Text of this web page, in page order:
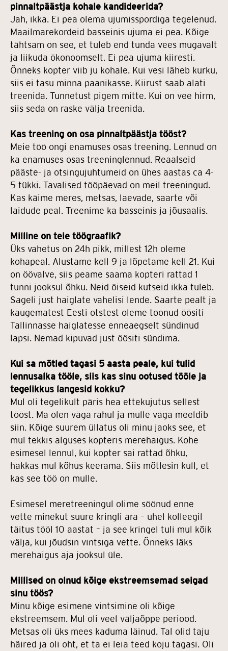
pinnaltpäästja kohale kandideerida?
Jah, ikka. Ei pea olema ujumisspordiga tegelenud.
Maailmarekordeid basseinis ujuma ei pea. Kõige
tähtsam on see, et tuleb end tunda vees mugavalt
ja liikuda ökonoomselt. Ei pea ujuma kiiresti.
Õnneks kopter viib ju kohale. Kui vesi läheb kurku,
siis ei tasu minna paanikasse. Kiirust saab alati
treenida. Tunnetust pigem mitte. Kui on vee hirm,
siis seda on raske välja treenida.
Kas treening on osa pinnaltpäästja tööst?
Meie töö ongi enamuses osas treening. Lennud on
ka enamuses osas treeninglennud. Reaalseid
pääste- ja otsingujuhtumeid on ühes aastas ca 4-
5 tükki. Tavalised tööpäevad on meil treeningud.
Kas käime meres, metsas, laevade, saarte või
laidude peal. Treenime ka basseinis ja jõusaalis.
Milline on teie töögraafik?
Üks vahetus on 24h pikk, millest 12h oleme
kohapeal. Alustame kell 9 ja lõpetame kell 21. Kui
on öövalve, siis peame saama kopteri rattad 1
tunni jooksul õhku. Neid öiseid kutseid ikka tuleb.
Sageli just haiglate vahelisi lende. Saarte pealt ja
kaugematest Eesti otstest oleme toonud öösiti
Tallinnasse haiglatesse enneaegselt sündinud
lapsi. Nemad kipuvad just öösiti sündima.
Kui sa mõtled tagasi 5 aasta peale, kui tulid
lennusalka tööle, siis kas sinu ootused tööle ja
tegelikkus langesid kokku?
Mul oli tegelikult päris hea ettekujutus sellest
tööst. Ma olen väga rahul ja mulle väga meeldib
siin. Kõige suurem üllatus oli minu jaoks see, et
mul tekkis alguses kopteris merehaigus. Kohe
esimesel lennul, kui kopter sai rattad õhku,
hakkas mul kõhus keerama. Siis mõtlesin küll, et
kas see töö on mulle.
Esimesel meretreeningul olime söönud enne
vette minekut suure kringli ära – ühel kolleegil
täitus tööl 10 aastat – ja see kringel tuli mul kõik
välja, kui jõudsin vintsiga vette. Õnneks läks
merehaigus aja jooksul üle.
Millised on olnud kõige ekstreemsemad seigad
sinu töös?
Minu kõige esimene vintsimine oli kõige
ekstreemsem. Mul oli veel väljaõppe periood.
Metsas oli üks mees kaduma läinud. Tal olid taju
häired ja oli oht, et ta ei leia teed koju tagasi. Oli